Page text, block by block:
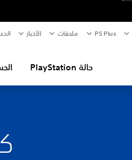
PS Plus ملحقات الأخبار
حالة PlayStation